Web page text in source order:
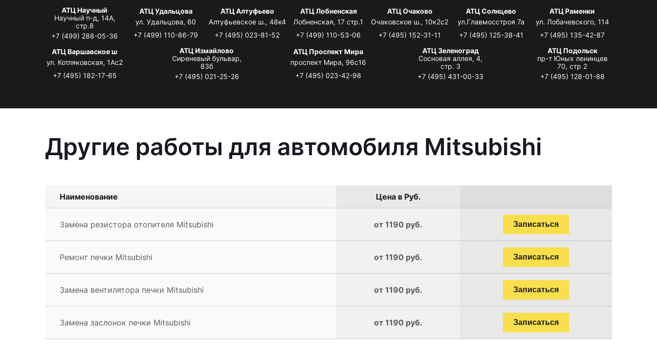
АТЦ Научный
Научный п-д, 14А,
стр.8
+7 (499) 288-05-36
АТЦ Удальцова
ул. Удальцова, 60
+7 (499) 110-86-79
АТЦ Алтуфьево
Алтуфьевское ш., 48к4
+7 (495) 023-81-52
АТЦ Лобненская
Лобненская, 17 стр.1
+7 (499) 110-53-06
АТЦ Очаково
Очаковское ш., 10к2с2
+7 (495) 152-31-11
АТЦ Солнцево
ул.Главмосстроя 7а
+7 (495) 125-38-41
АТЦ Раменки
ул. Лобачевского, 114
+7 (495) 135-42-87
АТЦ Варшавское ш
ул. Котляковская, 1Ас2
+7 (495) 182-17-65
АТЦ Измайлово
Сиреневый бульвар,
83б
+7 (495) 021-25-26
АТЦ Проспект Мира
проспект Мира, 96с16
+7 (495) 023-42-98
АТЦ Зеленоград
Сосновая аллея, 4,
стр. 3
+7 (495) 431-00-33
АТЦ Подольск
пр-т Юных ленинцев
70, стр 2
+7 (495) 128-01-88
Другие работы для автомобиля Mitsubishi
Наименование Цена в Руб.
Замена резистора отопителя Mitsubishi от 1190 руб. Записаться
Ремонт печки Mitsubishi от 1190 руб. Записаться
Замена вентилятора печки Mitsubishi от 1190 руб. Записаться
Замена заслонок печки Mitsubishi от 1190 руб. Записаться